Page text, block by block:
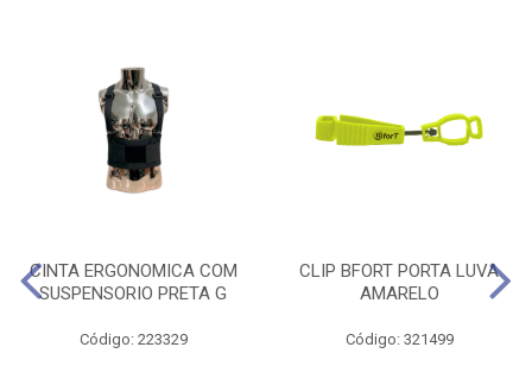
CINTA ERGONOMICA COM
SUSPENSORIO PRETA G
Código: 223329
CLIP BFORT PORTA LUVA
AMARELO
Código: 321499